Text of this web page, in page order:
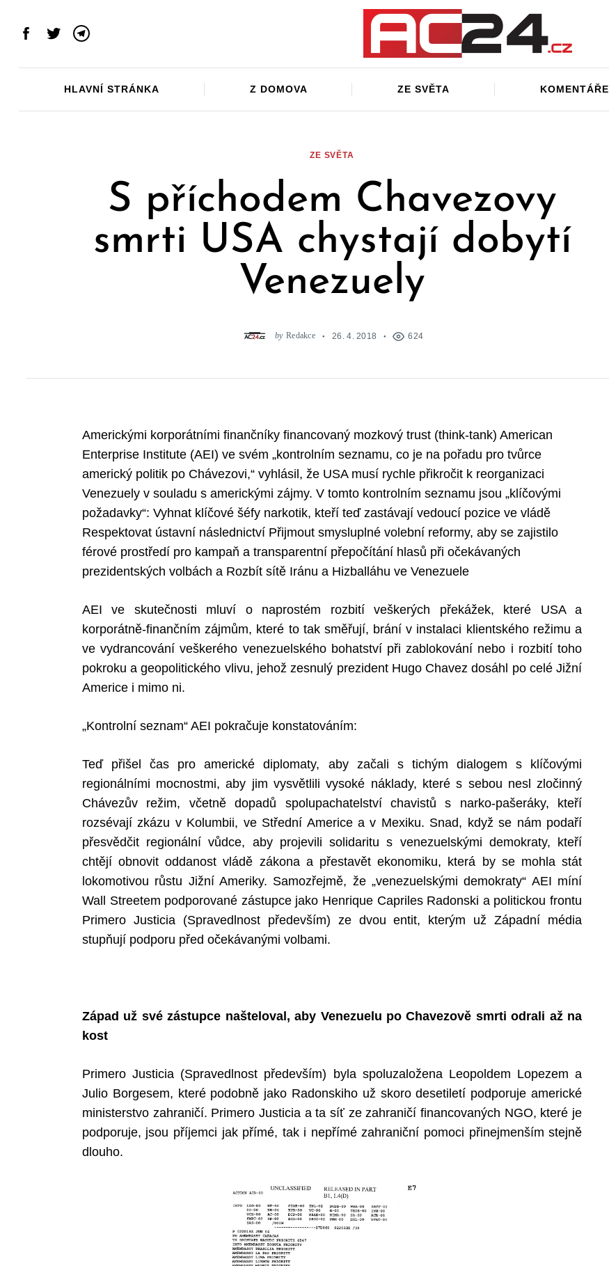
Facebook
TwitterTelegram
HLAVNÍ STRÁNKA Z DOMOVA ZE SVĚTA KOMENTÁŘE
ZE SVĚTA
S příchodem Chavezovy
smrti USA chystají dobytí
Venezuely
by Redakce 26. 4. 2018 624
Americkými korporátními finančníky financovaný mozkový trust (think-tank) American
Enterprise Institute (AEI) ve svém „kontrolním seznamu, co je na pořadu pro tvůrce
americký politik po Chávezovi,“ vyhlásil, že USA musí rychle přikročit k reorganizaci
Venezuely v souladu s americkými zájmy. V tomto kontrolním seznamu jsou „klíčovými
požadavky“: Vyhnat klíčové šéfy narkotik, kteří teď zastávají vedoucí pozice ve vládě
Respektovat ústavní následnictví Přijmout smysluplné volební reformy, aby se zajistilo
férové prostředí pro kampaň a transparentní přepočítání hlasů při očekávaných
prezidentských volbách a Rozbít sítě Iránu a Hizballáhu ve Venezuele
AEI ve skutečnosti mluví o naprostém rozbití veškerých překážek, které USA a
korporátně-finančním zájmům, které to tak směřují, brání v instalaci klientského režimu a
ve vydrancování veškerého venezuelského bohatství při zablokování nebo i rozbití toho
pokroku a geopolitického vlivu, jehož zesnulý prezident Hugo Chavez dosáhl po celé Jižní
Americe i mimo ni.
„Kontrolní seznam“ AEI pokračuje konstatováním:
Teď přišel čas pro americké diplomaty, aby začali s tichým dialogem s klíčovými
regionálními mocnostmi, aby jim vysvětlili vysoké náklady, které s sebou nesl zločinný
Chávezův režim, včetně dopadů spolupachatelství chavistů s narko-pašeráky, kteří
rozsévají zkázu v Kolumbii, ve Střední Americe a v Mexiku. Snad, když se nám podaří
přesvědčit regionální vůdce, aby projevili solidaritu s venezuelskými demokraty, kteří
chtějí obnovit oddanost vládě zákona a přestavět ekonomiku, která by se mohla stát
lokomotivou růstu Jižní Ameriky. Samozřejmě, že „venezuelskými demokraty“ AEI míní
Wall Streetem podporované zástupce jako Henrique Capriles Radonski a politickou frontu
Primero Justicia (Spravedlnost především) ze dvou entit, kterým už Západní média
stupňují podporu před očekávanými volbami.
Západ už své zástupce našteloval, aby Venezuelu po Chavezově smrti odrali až na
kost
Primero Justicia (Spravedlnost především) byla spoluzaložena Leopoldem Lopezem a
Julio Borgesem, které podobně jako Radonskiho už skoro desetiletí podporuje americké
ministerstvo zahraničí. Primero Justicia a ta síť ze zahraničí financovaných NGO, které je
podporuje, jsou příjemci jak přímé, tak i nepřímé zahraniční pomoci přinejmenším stejně
dlouho.